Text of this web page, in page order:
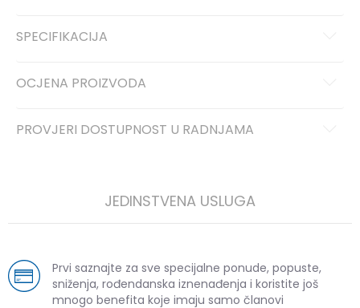
SPECIFIKACIJA
OCJENA PROIZVODA
PROVJERI DOSTUPNOST U RADNJAMA
JEDINSTVENA USLUGA
Prvi saznajte za sve specijalne ponude, popuste,
sniženja, rođendanska iznenađenja i koristite još
mnogo benefita koje imaju samo članovi